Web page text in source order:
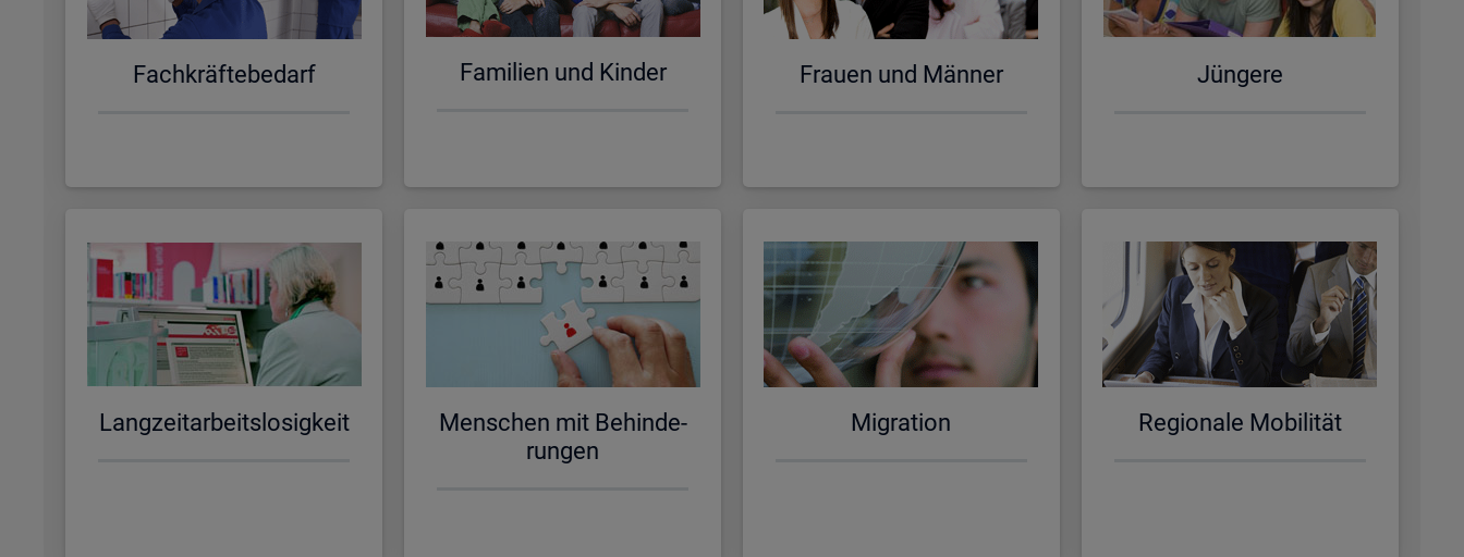
Fach­kräf­te­be­darf Fa­mi­li­en und Kin­der Frau­en und Män­ner Jün­ge­re
Lang­zeit­ar­beits­lo­sig­keit
Men­schen mit Be­hin­de­
run­gen
Mi­gra­ti­on Re­gio­na­le Mo­bi­li­tät